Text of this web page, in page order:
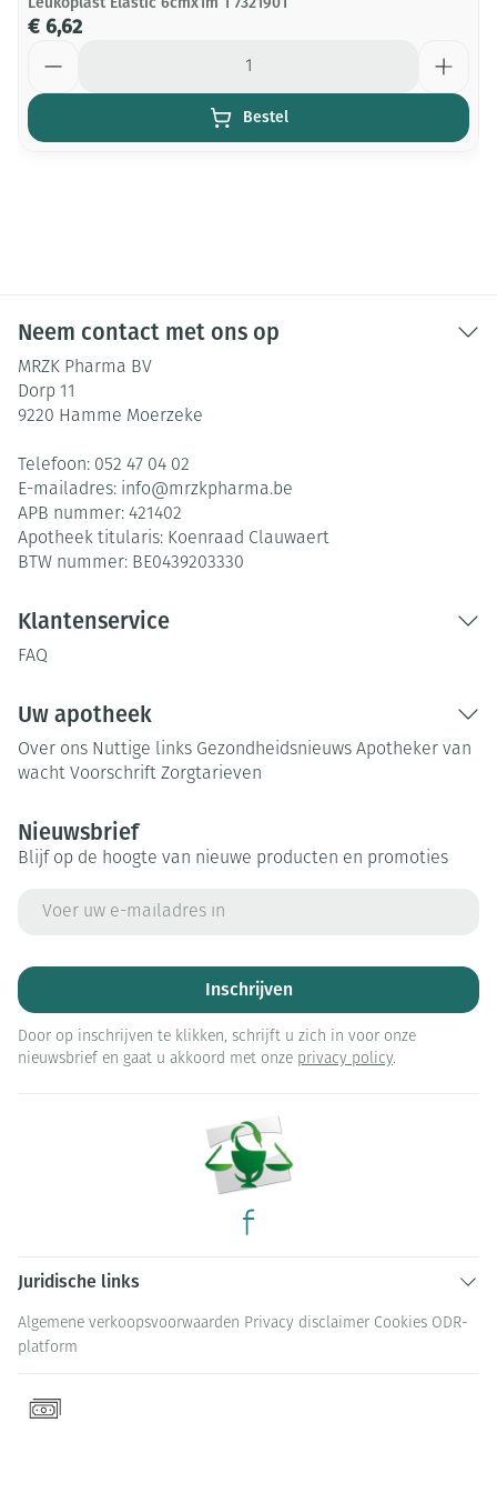
€ 6,62
Bestel
Neem contact met ons op
MRZK Pharma BV
Dorp 11
9220 Hamme Moerzeke
Telefoon: 052 47 04 02
E-mailadres: info@mrzkpharma.be
APB nummer: 421402
Apotheek titularis: Koenraad Clauwaert
BTW nummer: BE0439203330
Klantenservice
FAQ
Uw apotheek
Over ons Nuttige links Gezondheidsnieuws Apotheker van
wacht Voorschrift Zorgtarieven
Nieuwsbrief
Blijf op de hoogte van nieuwe producten en promoties
Inschrijven
Door op inschrijven te klikken, schrijft u zich in voor onze
nieuwsbrief en gaat u akkoord met onze privacy policy.
Juridische links
Algemene verkoopsvoorwaarden Privacy disclaimer Cookies ODR-
platform